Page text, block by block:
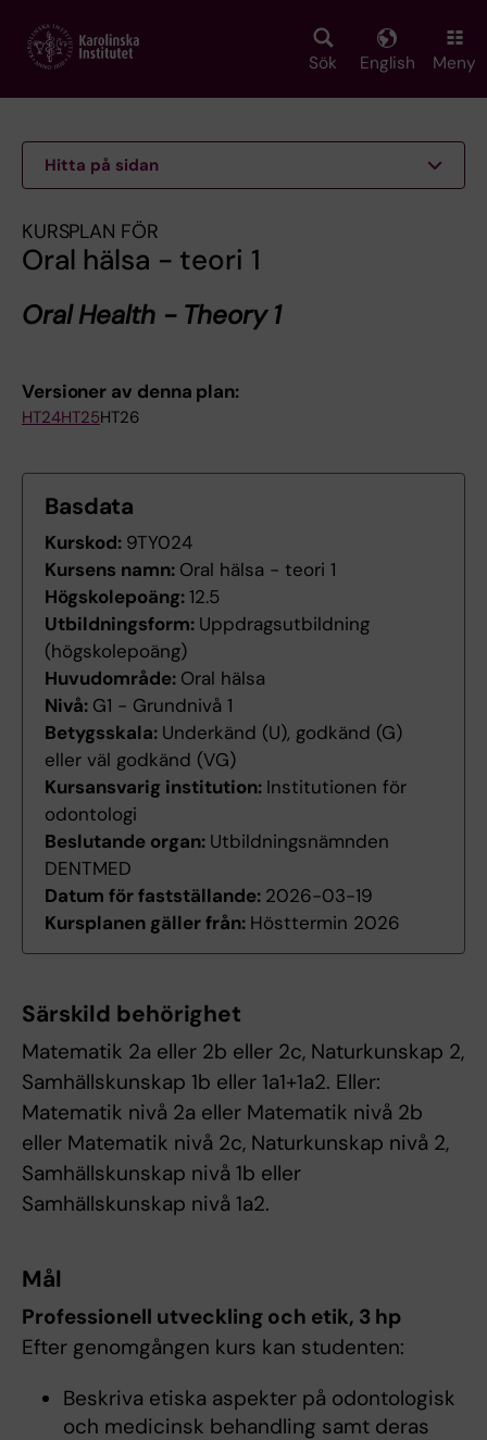
main
Sök English Meny
Hitta på sidan
KURSPLAN FÖR
Oral hälsa - teori 1
Oral Health - Theory 1
Versioner av denna plan:
HT24HT25HT26
Basdata
Kurskod: 9TY024
Kursens namn: Oral hälsa - teori 1
Högskolepoäng:12.5
Utbildningsform: Uppdragsutbildning
(högskolepoäng)
Huvudområde: Oral hälsa
Nivå: G1 - Grundnivå 1
Betygsskala: Underkänd (U), godkänd (G)
eller väl godkänd (VG)
Kursansvarig institution: Institutionen för
odontologi
Beslutande organ: Utbildningsnämnden
DENTMED
Datum för fastställande: 2026-03-19
Kursplanen gäller från: Hösttermin 2026
Särskild behörighet
Matematik 2a eller 2b eller 2c, Naturkunskap 2,
Samhällskunskap 1b eller 1a1+1a2. Eller:
Matematik nivå 2a eller Matematik nivå 2b
eller Matematik nivå 2c, Naturkunskap nivå 2,
Samhällskunskap nivå 1b eller
Samhällskunskap nivå 1a2.
Mål
Professionell utveckling och etik, 3 hp
Efter genomgången kurs kan studenten:
Beskriva etiska aspekter på odontologisk
och medicinsk behandling samt deras